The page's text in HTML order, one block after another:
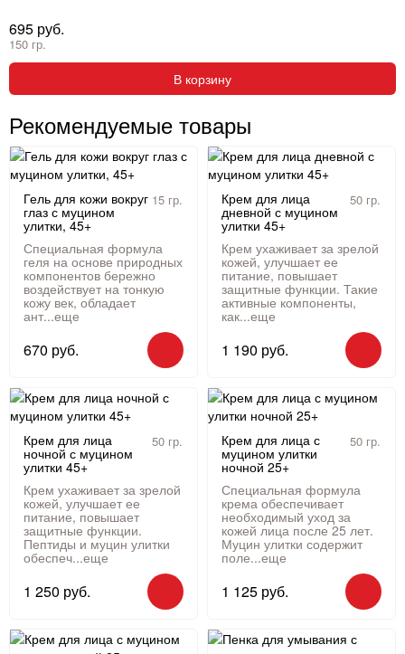
695 руб.
150 гр.
В корзину
Рекомендуемые товары
Гель для кожи вокруг
глаз с муцином
улитки, 45+
15 гр.
Специальная формула
геля на основе природных
компонентов бережно
воздействует на тонкую
кожу век, обладает
ант...еще
670 руб.
Крем для лица
дневной с муцином
улитки 45+
50 гр.
Крем ухаживает за зрелой
кожей, улучшает ее
питание, повышает
защитные функции. Такие
активные компоненты,
как...еще
1 190 руб.
Крем для лица
ночной с муцином
улитки 45+
50 гр.
Крем ухаживает за зрелой
кожей, улучшает ее
питание, повышает
защитные функции.
Пептиды и муцин улитки
обеспеч...еще
1 250 руб.
Крем для лица с
муцином улитки
ночной 25+
50 гр.
Специальная формула
крема обеспечивает
необходимый уход за
кожей лица после 25 лет.
Муцин улитки содержит
поле...еще
1 125 руб.